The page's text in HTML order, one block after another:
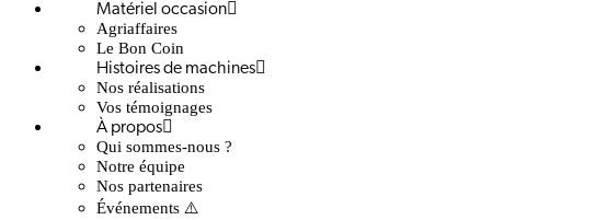
Matériel occasion
Agriaffaires
Le Bon Coin
Histoires de machines
Nos réalisations
Vos témoignages
À propos
Qui sommes-nous ?
Notre équipe
Nos partenaires
Événements ⚠️